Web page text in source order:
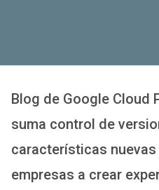
Blog de Google Cloud
suma control de
características nuevas
empresas a crear